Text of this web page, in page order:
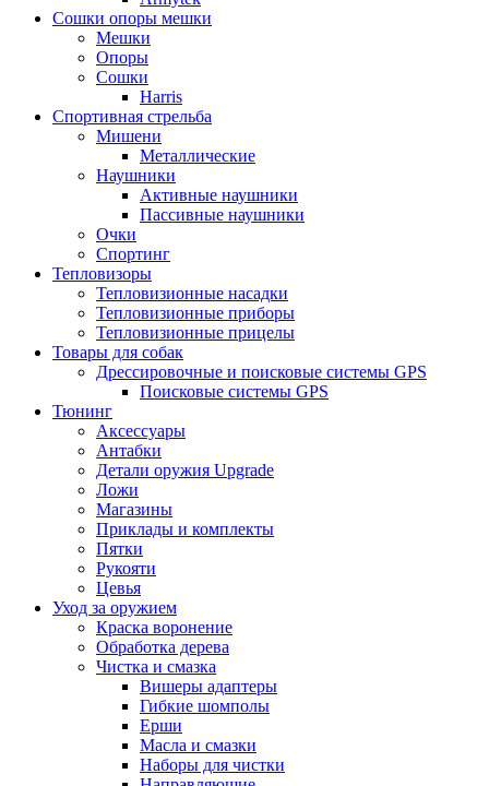
Сошки опоры мешки
Мешки
Опоры
Сошки
Harris
Спортивная стрельба
Мишени
Металлические
Наушники
Активные наушники
Пассивные наушники
Очки
Спортинг
Тепловизоры
Тепловизионные насадки
Тепловизионные приборы
Тепловизионные прицелы
Товары для собак
Дрессировочные и поисковые системы GPS
Поисковые системы GPS
Тюнинг
Аксессуары
Антабки
Детали оружия Upgrade
Ложи
Магазины
Приклады и комплекты
Пятки
Рукояти
Цевья
Уход за оружием
Краска воронение
Обработка дерева
Чистка и смазка
Вишеры адаптеры
Гибкие шомполы
Ерши
Масла и смазки
Наборы для чистки